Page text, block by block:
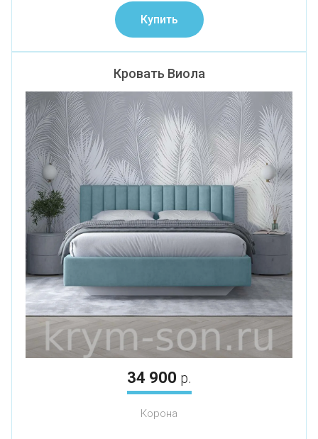
Купить
Кровать Виола
34 900 р.
Корона